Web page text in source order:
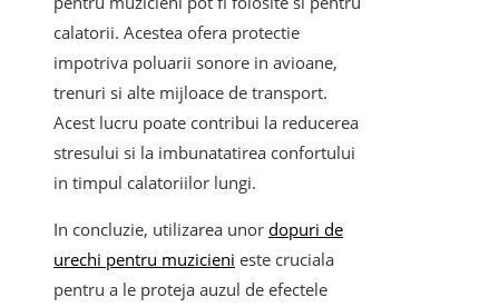
calatorii. Acestea ofera protectie
impotriva poluarii sonore in avioane,
trenuri si alte mijloace de transport.
Acest lucru poate contribui la reducerea
stresului si la imbunatatirea confortului
in timpul calatoriilor lungi.
In concluzie, utilizarea unor dopuri de
urechi pentru muzicieni este cruciala
pentru a le proteja auzul de efectele